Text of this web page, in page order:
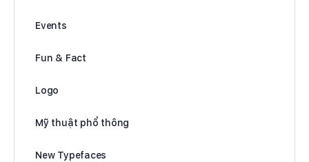
Events
Fun & Fact
Logo
Mỹ thuật phổ thông
New Typefaces